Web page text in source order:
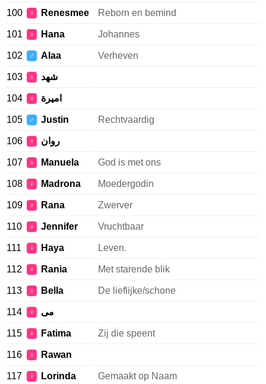
100 ♀ Renesmee Reborn en bemind
101 ♀ Hana Johannes
102 ♂ Alaa Verheven
103 ♀ شهد
104 ♀ اميرة
105 ♂ Justin Rechtvaardig
106 ♀ روان
107 ♀ Manuela God is met ons
108 ♀ Madrona Moedergodin
109 ♀ Rana Zwerver
110 ♀ Jennifer Vruchtbaar
111 ♀ Haya Leven.
112 ♀ Rania Met starende blik
113 ♀ Bella De lieflijke/schone
114 ♀ مى
115 ♀ Fatima Zij die speent
116 ♀ Rawan
117 ♀ Lorinda Gemaakt op Naam